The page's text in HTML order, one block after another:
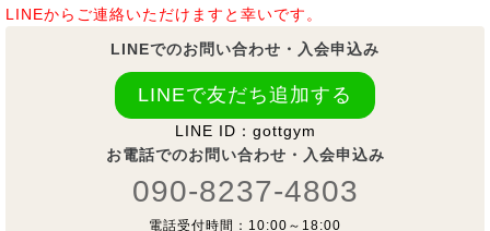
LINEからご連絡いただけますと幸いです。
LINEでのお問い合わせ・入会申込み
LINEで友だち追加する
LINE ID：gottgym
お電話でのお問い合わせ・入会申込み
090-8237-4803
電話受付時間：10:00～18:00